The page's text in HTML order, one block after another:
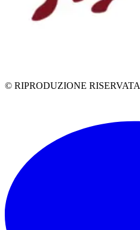
© RIPRODUZIONE RISERVATA